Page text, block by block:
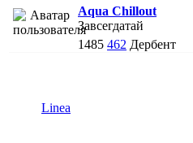
Aqua Chillout
Завсегдатай
1485 462 Дербент
Linea